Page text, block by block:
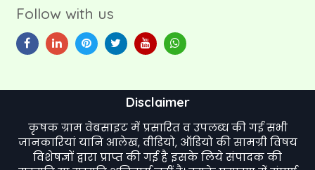
Follow with us
Disclaimer
कृषक ग्राम वेबसाइट में प्रसारित व उपलब्ध की गई सभी
जानकारियां यानि आलेख, वीडियो, ऑडियो की सामग्री विषय
विशेषज्ञों द्वारा प्राप्त की गई है इसके लिये संपादक की